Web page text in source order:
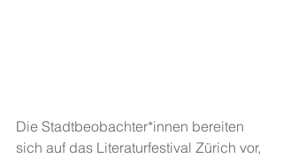
Die Stadtbeobachter*innen bereiten
sich auf das Literaturfestival Zürich vor,